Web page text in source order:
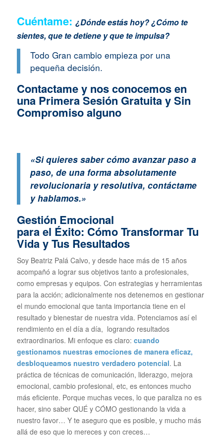
Cuéntame: ¿Dónde estás hoy? ¿Cómo te
sientes, que te detiene y que te impulsa?
Todo Gran cambio empieza por una
pequeña decisión.
Contactame y nos conocemos en
una Primera Sesión Gratuita y Sin
Compromiso alguno
«Si quieres saber cómo avanzar paso a
paso, de una forma absolutamente
revolucionaria y resolutiva, contáctame
y hablamos.»
Gestión Emocional
para el Éxito: Cómo Transformar Tu
Vida y Tus Resultados
Soy Beatriz Palá Calvo, y desde hace más de 15 años
acompañó a lograr sus objetivos tanto a profesionales,
como empresas y equipos. Con estrategias y herramientas
para la acción; adicionalmente nos detenemos en gestionar
el mundo emocional que tanta importancia tiene en el
resultado y bienestar de nuestra vida. Potenciamos así el
rendimiento en el día a día, logrando resultados
extraordinarios. Mi enfoque es claro: cuando
gestionamos nuestras emociones de manera eficaz,
desbloqueamos nuestro verdadero potencial. La
práctica de técnicas de comunicación, liderazgo, mejora
emocional, cambio profesional, etc, es entonces mucho
más eficiente. Porque muchas veces, lo que paraliza no es
hacer, sino saber QUÉ y CÓMO gestionando la vida a
nuestro favor… Y te aseguro que es posible, y mucho más
allá de eso que lo mereces y con creces…